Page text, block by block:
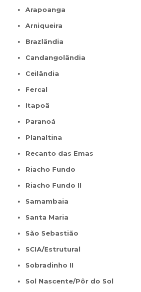
Arapoanga
Arniqueira
Brazlândia
Candangolândia
Ceilândia
Fercal
Itapoã
Paranoá
Planaltina
Recanto das Emas
Riacho Fundo
Riacho Fundo II
Samambaia
Santa Maria
São Sebastião
SCIA/Estrutural
Sobradinho II
Sol Nascente/Pôr do Sol